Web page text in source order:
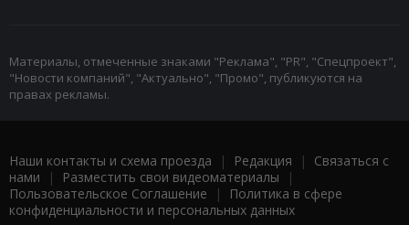
Материалы, отмеченные знаками "Реклама", "PR", "Спецпроект",
"Новости компаний", "Актуально", "Промо", публикуются на
правах рекламы.
Наши контакты и схема проезда | Редакция | Связаться с
нами | Разместить свои видеоматериалы |
Пользовательское Соглашение |
Политика в сфере
конфиденциальности и персональных данных